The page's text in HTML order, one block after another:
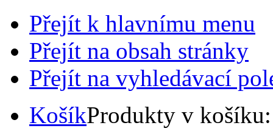
Přejít k hlavnímu menu
Přejít na obsah stránky
Přejít na vyhledávací
KošíkProdukty v